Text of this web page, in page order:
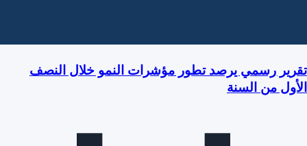
تقرير رسمي يرصد تطور مؤشرات النمو خلال النصف
الأول من السنة